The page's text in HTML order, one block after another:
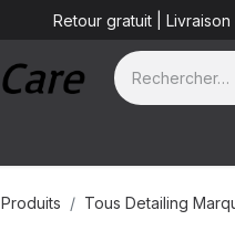
Retour gratuit |
Produits Tous Detailing